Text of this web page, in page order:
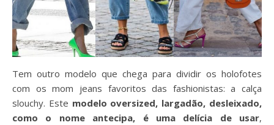
Tem outro modelo que chega para dividir os holofotes
com os mom jeans favoritos das fashionistas: a calça
slouchy. Este modelo oversized, largadão, desleixado,
como o nome antecipa, é uma delícia de usar,